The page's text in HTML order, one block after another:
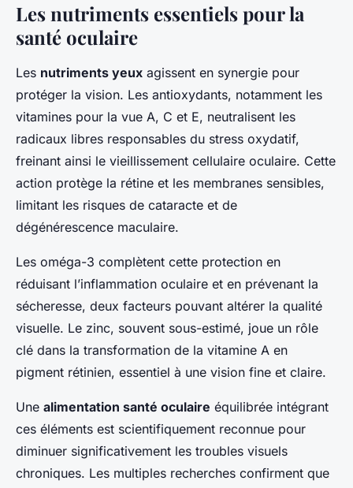
Les nutriments essentiels pour la
santé oculaire
Les nutriments yeux agissent en synergie pour
protéger la vision. Les antioxydants, notamment les
vitamines pour la vue A, C et E, neutralisent les
radicaux libres responsables du stress oxydatif,
freinant ainsi le vieillissement cellulaire oculaire. Cette
action protège la rétine et les membranes sensibles,
limitant les risques de cataracte et de
dégénérescence maculaire.
Les oméga-3 complètent cette protection en
réduisant l’inflammation oculaire et en prévenant la
sécheresse, deux facteurs pouvant altérer la qualité
visuelle. Le zinc, souvent sous-estimé, joue un rôle
clé dans la transformation de la vitamine A en
pigment rétinien, essentiel à une vision fine et claire.
Une alimentation santé oculaire équilibrée intégrant
ces éléments est scientifiquement reconnue pour
diminuer significativement les troubles visuels
chroniques. Les multiples recherches confirment que